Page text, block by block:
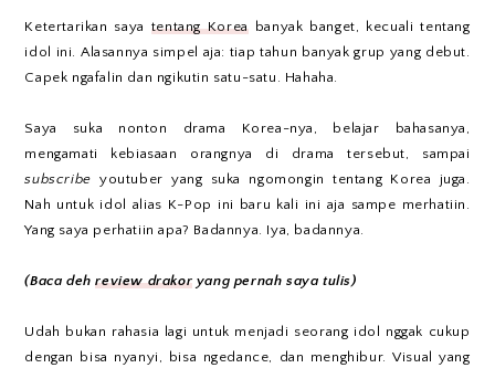
Ketertarikan saya tentang Koreabanyak banget, kecuali tentang
idol ini. Alasannya simpel aja: tiap tahun banyak grup yang debut.
Capek ngafalin dan ngikutin satu-satu. Hahaha.
Saya suka nonton drama Korea-nya, belajar bahasanya,
mengamati kebiasaan orangnya di drama tersebut, sampai
subscribeyoutuber yang suka ngomongin tentang Korea juga.
Nah untuk idol alias K-Pop ini baru kali ini aja sampe merhatiin.
Yang saya perhatiin apa? Badannya. Iya, badannya.
(Baca dehreview drakor yang pernah saya tulis)
Udah bukan rahasia lagi untuk menjadi seorang idol nggak cukup
dengan bisa nyanyi, bisa ngedance, dan menghibur. Visual yang